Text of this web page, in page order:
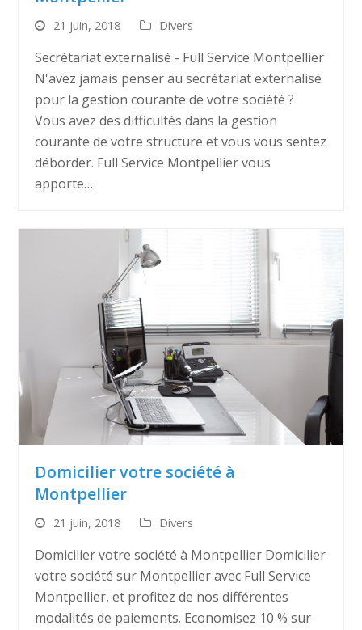
21 juin, 2018 Divers
Secrétariat externalisé - Full Service Montpellier
N'avez jamais penser au secrétariat externalisé
pour la gestion courante de votre société ?
Vous avez des difficultés dans la gestion
courante de votre structure et vous vous sentez
déborder. Full Service Montpellier vous
apporte…
Domicilier votre société à
Montpellier
21 juin, 2018 Divers
Domicilier votre société à Montpellier Domicilier
votre société sur Montpellier avec Full Service
Montpellier, et profitez de nos différentes
modalités de paiements. Economisez 10 % sur